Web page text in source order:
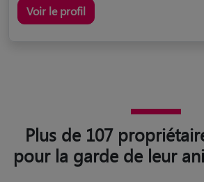
Voir le profil
Plus de 107
pour la garde de leur